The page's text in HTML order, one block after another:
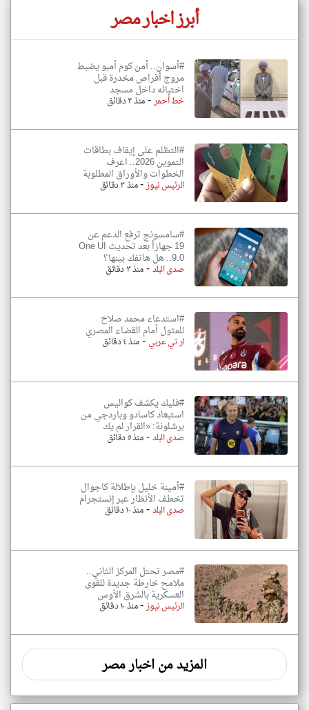
أبرز اخبار مصر
#أسوان.. أمن كوم أمبو يضبط
مروج أقراص مخدرة قبل
اختبائه داخل مسجد
خط أحمر-منذ ٣ دقائق
#التظلم على إيقاف بطاقات
التموين 2026.. اعرف
الخطوات والأوراق المطلوبة
الرئيس نيوز-منذ ٣ دقائق
#سامسونج ترفع الدعم عن
19 جهازاً بعد تحديث One UI
9.0.. هل هاتفك بينها؟
صدى البلد-منذ ٣ دقائق
#استدعاء محمد صلاح
للمثول أمام القضاء المصري
ار تي عربي -منذ ٤ دقائق
#فليك يكشف كواليس
استبعاد كاسادو وباردجي من
برشلونة: «القرار لم يك
صدى البلد-منذ ٥ دقائق
#أمينة خليل بإطلالة كاجوال
تخطف الأنظار عبر إنستجرام
صدى البلد-منذ ١٠ دقائق
#مصر تحتل المركز الثاني..
ملامح خارطة جديدة للقوى
العسكرية بالشرق الأوس
الرئيس نيوز-منذ ١٠ دقائق
المزيد من اخبار مصر